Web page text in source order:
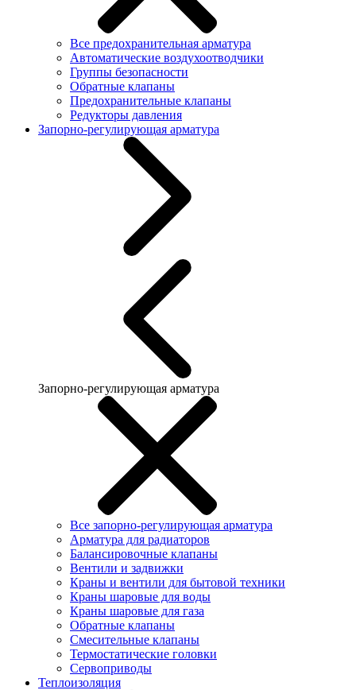
Все предохранительная арматура
Автоматические воздухоотводчики
Группы безопасности
Обратные клапаны
Предохранительные клапаны
Редукторы давления
Запорно-регулирующая арматура
Запорно-регулирующая арматура
Все запорно-регулирующая арматура
Арматура для радиаторов
Балансировочные клапаны
Вентили и задвижки
Краны и вентили для бытовой техники
Краны шаровые для воды
Краны шаровые для газа
Обратные клапаны
Смесительные клапаны
Термостатические головки
Сервоприводы
Теплоизоляция